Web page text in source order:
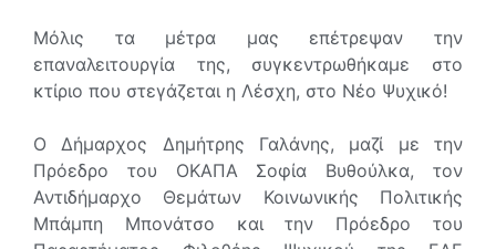
Μόλις τα μέτρα μας επέτρεψαν την
επαναλειτουργία της, συγκεντρωθήκαμε στο
κτίριο που στεγάζεται η Λέσχη, στο Νέο Ψυχικό!
Ο Δήμαρχος Δημήτρης Γαλάνης, μαζί με την
Πρόεδρο του ΟΚΑΠΑ Σοφία Βυθούλκα, τον
Αντιδήμαρχο Θεμάτων Κοινωνικής Πολιτικής
Μπάμπη Μπονάτσο και την Πρόεδρο του